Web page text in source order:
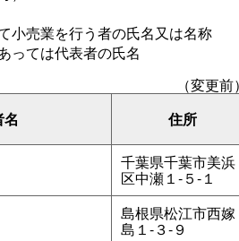
小売業を行う者の氏名又は名称
っては代表者の氏名
（変更前
住所
千葉県千葉市美浜
区中瀬１‐５‐１
島根県松江市西嫁
島１‐３‐９